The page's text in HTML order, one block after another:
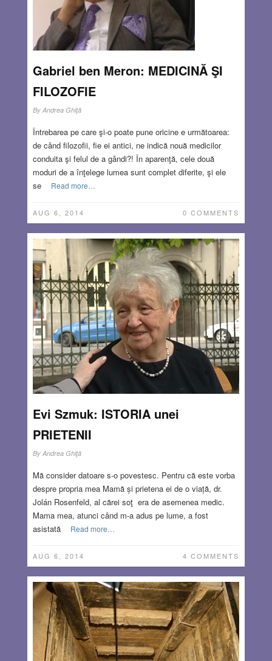
Gabriel ben Meron: MEDICINĂ ŞI
FILOZOFIE
By Andrea Ghiţă
Întrebarea pe care şi-o poate pune oricine e următoarea:
de când filozofii, fie ei antici, ne indică nouă medicilor
conduita şi felul de a gândi?! În aparenţă, cele două
moduri de a înţelege lumea sunt complet diferite, şi ele
se
Read more…
AUG 6, 2014 0 COMMENTS
Evi Szmuk: ISTORIA unei
PRIETENII
By Andrea Ghiţă
Mă consider datoare s-o povestesc. Pentru că este vorba
despre propria mea Mamă și prietena ei de o viață, dr.
Jolán Rosenfeld, al cărei soţ era de asemenea medic.
Mama mea, atunci când m-a adus pe lume, a fost
asistată
Read more…
AUG 6, 2014 4 COMMENTS